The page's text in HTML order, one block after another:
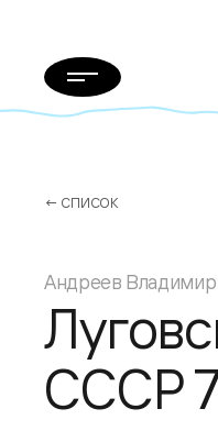
← СПИСОК
Андреев
СССР